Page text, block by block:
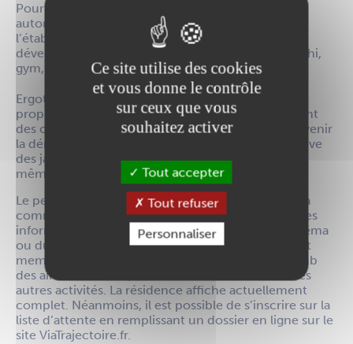
Pour permettre aux résidents de conserver une
autonomie tout au long de leur passage dans
l’établissement, la petite équipe de la Davrays*
développe un programme d’activité adapté : taï-chi,
gym, sports en extérieur, atelier mémoire, etc.
Ergothérapeute, sophrologue et nutritionniste
proposent également des rencontres et prodiguent
des conseils pour mieux gérer le quotidien et prévenir
la dénutrition. Aux abords de la résidence, on trouve
des jardins partagés gérés par les résidents eux-
mêmes.
Le personnel encourage en effet les sorties dans la
commune en mettant à disposition de nombreuses
informations sur les programmes culturels du cinéma
ou du théâtre entre autres. Certains résidents sont
membres d’associations comme l’AMIRA ou le Club
des aînés. À ce titre, ils bénéficient de nombreuses
autres activités. La résidence affiche actuellement
complet. Néanmoins, il est possible de s’inscrire sur la
liste d’attente en remplissant un dossier en ligne sur le
site ViaTrajectoire.fr.
Ce site utilise des cookies
et vous donne le contrôle
sur ceux que vous
souhaitez activer
Tout accepter
Tout refuser
Personnaliser